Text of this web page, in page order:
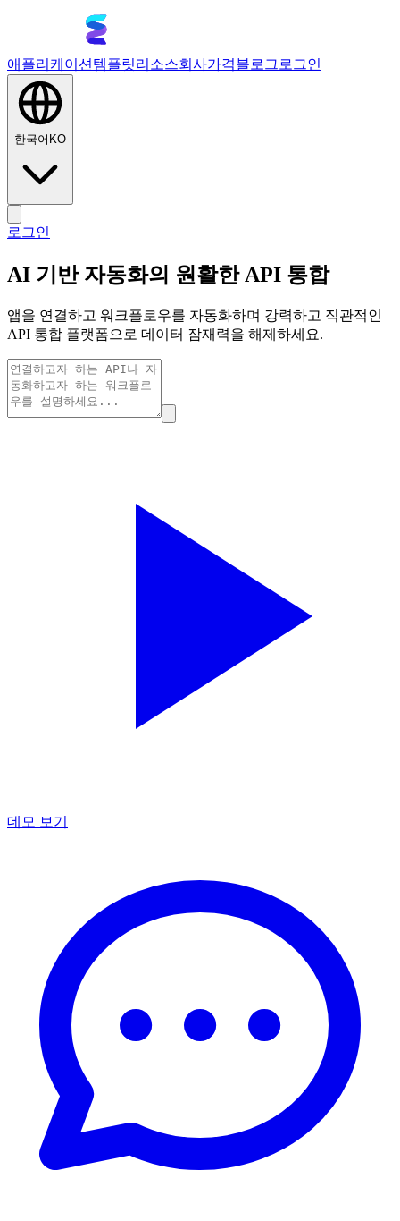
애플리케이션 템플릿리소스회사가격블로그 로그인
한국어 KO
로그인
AI 기반 자동화의 원활한 API 통합
앱을 연결하고 워크플로우를 자동화하며 강력하고 직관적인
API 통합 플랫폼으로 데이터 잠재력을 해제하세요.
데모 보기